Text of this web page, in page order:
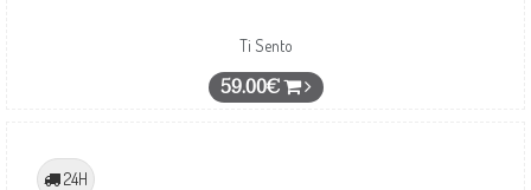
Ti Sento
59.00€
24H